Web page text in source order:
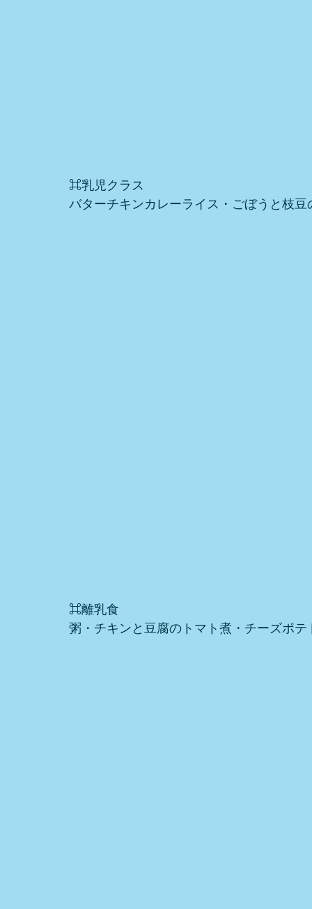
⌘乳児クラス
バターチキンカレーライス・ごぼうと枝
⌘離乳食
粥・チキンと豆腐のトマト煮・チーズポテ